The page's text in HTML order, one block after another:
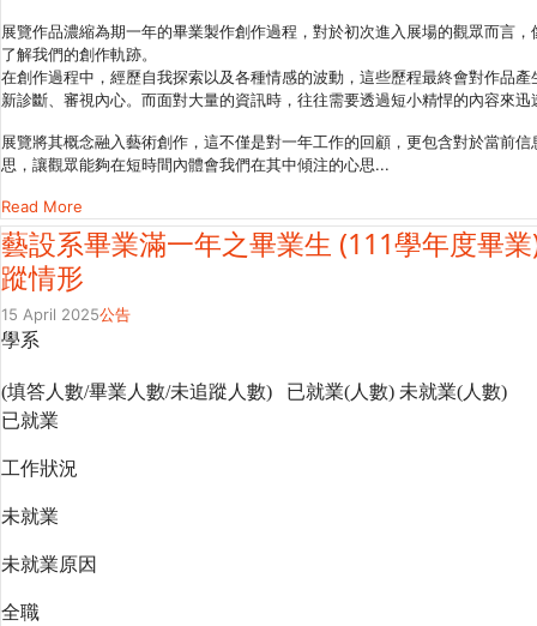
展覽作品濃縮為期一年的畢業製作創作過程，對於初次進入展場的觀眾而言，
了解我們的創作軌跡。
在創作過程中，經歷自我探索以及各種情感的波動，這些歷程最終會對作品產
新診斷、審視內心。而面對大量的資訊時，往往需要透過短小精悍的內容來迅
展覽將其概念融入藝術創作，這不僅是對一年工作的回顧，更包含對於當前信
思，讓觀眾能夠在短時間內體會我們在其中傾注的心思...
Read More
藝設系畢業滿一年之畢業生 (111學年度畢
蹤情形
15 April 2025公告
學系
(填答人數/畢業人數/未追蹤人數) 已就業(人數) 未就業(人數)
已就業
工作狀況
未就業
未就業原因
全職